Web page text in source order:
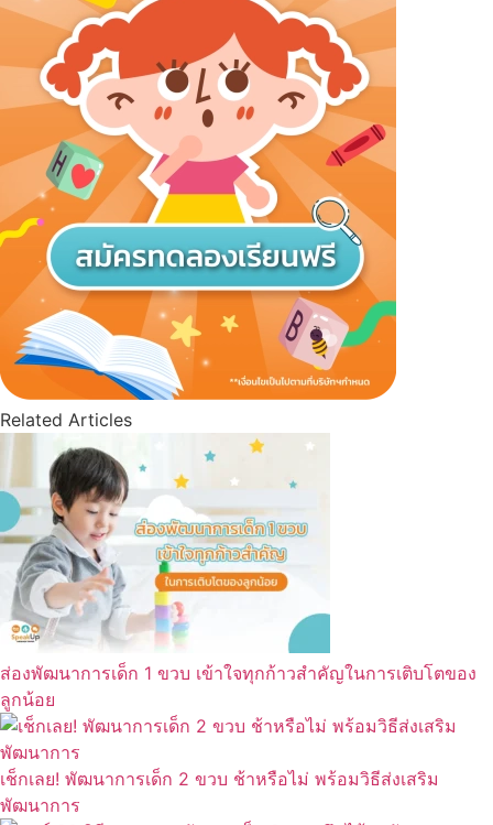
Related Articles
ส่องพัฒนาการเด็ก 1 ขวบ เข้าใจทุกก้าวสำคัญในการเติบโตของ
ลูกน้อย
เช็กเลย! พัฒนาการเด็ก 2 ขวบ ช้าหรือไม่ พร้อมวิธีส่งเสริม
พัฒนาการ